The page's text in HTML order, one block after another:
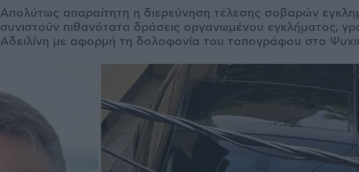
Απολύτως απαραίτητη η διερεύνηση τέλεσης σοβαρών
συνιστούν πιθανότατα δράσεις οργανωμένου εγκλήματος,
Αδειλίνη με αφορμή τη δολοφονία του τοπογράφου στο